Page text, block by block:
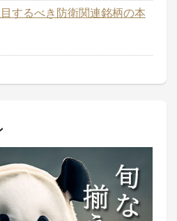
するべき防衛関連銘柄の本